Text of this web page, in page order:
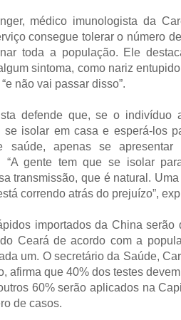
médico imunologista da
consegue tolerar o número
toda a população. Ele
sintoma, como nariz
não vai passar disso”.
defende que, se o indivíduo
se isolar em casa e esperá-los
saúde, apenas se apresentar
“A gente tem que se isolar
transmissão, que é natural.
correndo atrás do prejuízo”,
importados da China serão
Ceará de acordo com a
um. O secretário da Saúde,
afirma que 40% dos testes
60% serão aplicados na
de casos.